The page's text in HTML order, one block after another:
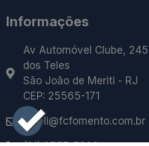
Informações
Av Automóvel Clube,
dos Teles
São João de Meriti - RJ
CEP: 25565-171
caleli@fcfomento.com.br